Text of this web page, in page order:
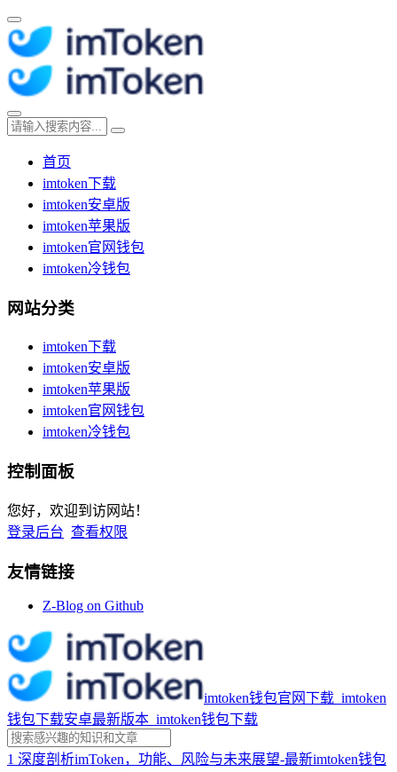
首页
imtoken下载
imtoken安卓版
imtoken苹果版
imtoken官网钱包
imtoken冷钱包
网站分类
imtoken下载
imtoken安卓版
imtoken苹果版
imtoken官网钱包
imtoken冷钱包
控制面板
您好，欢迎到访网站！
登录后台 查看权限
友情链接
Z-Blog on Github
imtoken钱包官网下载_imtoken
钱包下载安卓最新版本_imtoken钱包下载
1 深度剖析imToken，功能、风险与未来展望-最新imtoken钱包